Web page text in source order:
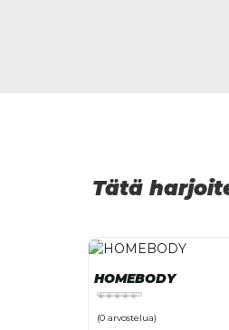
Tätä
HOMEBODY
(0 arvostelua)